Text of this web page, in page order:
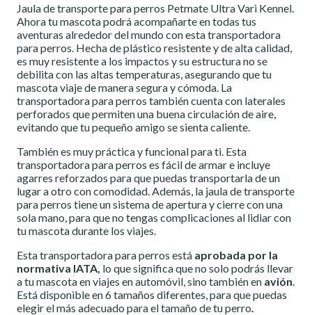
Jaula de transporte para perros Petmate Ultra Vari Kennel.
Ahora tu mascota podrá acompañarte en todas tus
aventuras alrededor del mundo con esta transportadora
para perros. Hecha de plástico resistente y de alta calidad,
es muy resistente a los impactos y su estructura no se
debilita con las altas temperaturas, asegurando que tu
mascota viaje de manera segura y cómoda. La
transportadora para perros también cuenta con laterales
perforados que permiten una buena circulación de aire,
evitando que tu pequeño amigo se sienta caliente.
También es muy práctica y funcional para ti. Esta
transportadora para perros es fácil de armar e incluye
agarres reforzados para que puedas transportarla de un
lugar a otro con comodidad. Además, la jaula de transporte
para perros tiene un sistema de apertura y cierre con una
sola mano, para que no tengas complicaciones al lidiar con
tu mascota durante los viajes.
Esta transportadora para perros está aprobada por la
normativa IATA, lo que significa que no solo podrás llevar
a tu mascota en viajes en automóvil, sino también en avión
Está disponible en 6 tamaños diferentes, para que puedas
elegir el más adecuado para el tamaño de tu perro